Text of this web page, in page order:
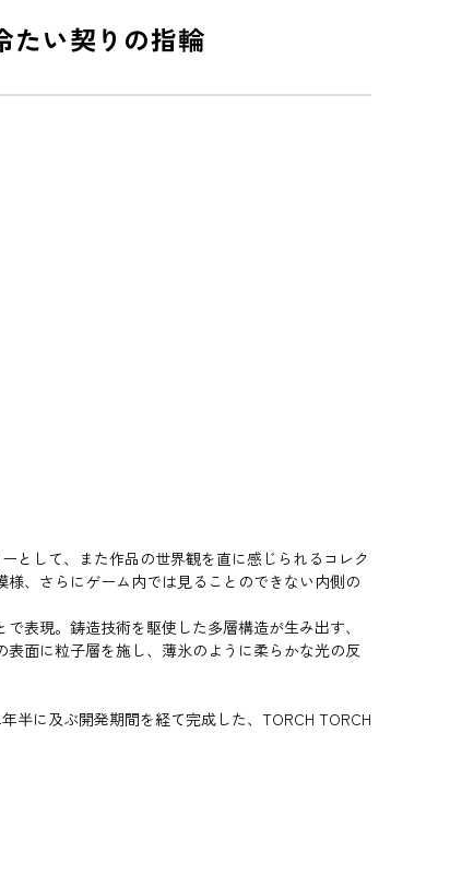
い契りの指輪
として、また作品の世界観を直に感じられるコレク
、さらにゲーム内では見ることのできない内側の
表現。鋳造技術を駆使した多層構造が生み出す、
面に粒子層を施し、薄氷のように柔らかな光の反
半に及ぶ開発期間を経て完成した、TORCH TORCH